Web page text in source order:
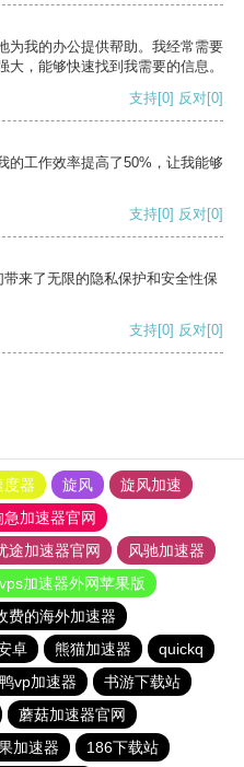
为我的办公提供帮助。我经常需要
，能够快速找到我需要的信息。
支持[0] 反对[0]
的工作效率提高了50%，让我能够
支持[0] 反对[0]
来了无限的隐私保护和安全性保
支持[0] 反对[0]
度器 旋风
旋风加速
急加速器官网
途加速器官网
风驰加速器
加速器外网苹果版
费的海外加速器
卓 熊猫加速器
quickq
vp加速器
书游下载站
蘑菇加速器官网
加速器 186下载站